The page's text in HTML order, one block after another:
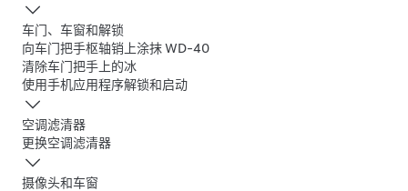
车门、车窗和解锁
向车门把手枢轴销上涂抹 WD-40
清除车门把手上的冰
使用手机应用程序解锁和启动
空调滤清器
更换空调滤清器
摄像头和车窗